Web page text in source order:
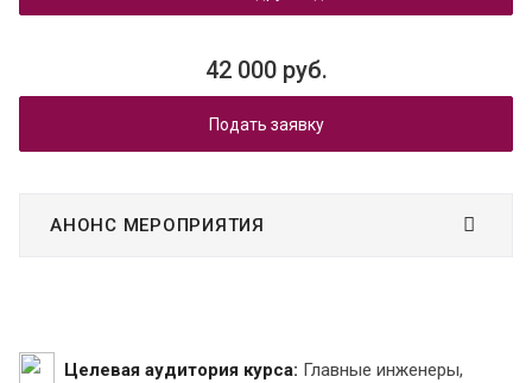
42 000 руб.
Подать заявку
АНОНС МЕРОПРИЯТИЯ
Целевая аудитория курса: Главные инженеры,